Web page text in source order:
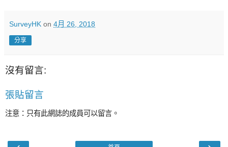
SurveyHK on 4月 26, 2018
分享
沒有留言:
張貼留言
注意：只有此網誌的成員可以留言。